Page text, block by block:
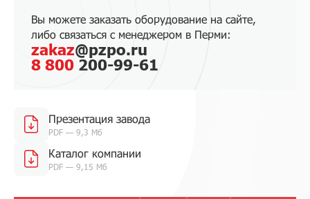
Вы можете заказать оборудование на сайте,
либо связаться с менеджером в Перми:
zakaz@pzpo.ru
8 800 200-99-61
Презентация завода
PDF — 9,3 Мб
Каталог компании
PDF — 9,15 Мб